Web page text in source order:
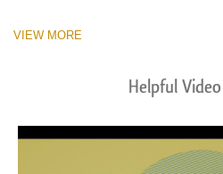
VIEW MORE
Helpful